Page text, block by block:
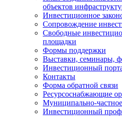
объектов
Инвестиционное
Сопровождение
Свободные
площадки
Формы поддержки
Выставки, семинары,
Инвестиционный
Контакты
Форма обратной связи
Ресурсоснабжающие
Муниципально-
Инвестиционный